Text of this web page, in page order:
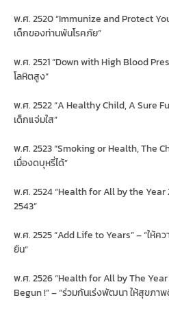
พ.ศ. 2520 “Immunize and Protect
เด็กของท่านพ้นโรคภัย”
พ.ศ. 2521 “Down with High Blood
โลหิตสูง”
พ.ศ. 2522 “A Healthy Child, A Sure
เด็กแจ่มใส”
พ.ศ. 2523 “Smoking or Health, The
เมื่องดบุหรี่ได้”
พ.ศ. 2524 “Health for All by the
2543”
พ.ศ. 2525 “Add Life to Years” – “ให้
ยืน”
พ.ศ. 2526 “Health for All by The
Begun !” – “ร่วมกันเร่งพัฒนา ให้สุขภา